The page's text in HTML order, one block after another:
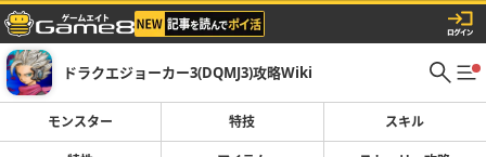
ドラクエジョーカー3(DQMJ3)攻略Wiki
モンスター 特技 スキル